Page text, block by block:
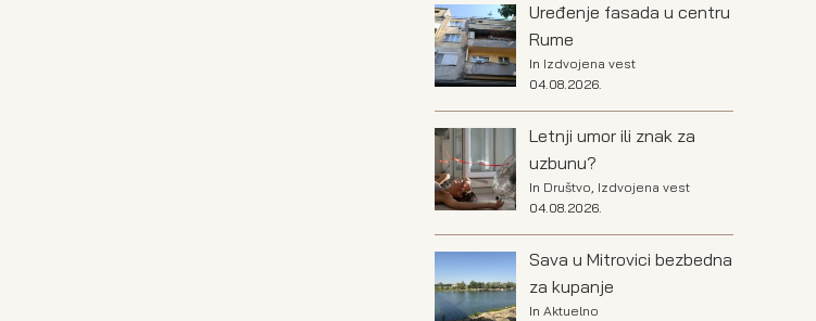
Uređenje fasada u centru
Rume
In Izdvojena vest
04.08.2026.
Letnji umor ili znak za
uzbunu?
In Društvo Izdvojena vest
04.08.2026.
Sava u Mitrovici bezbedna
za kupanje
In Aktuelno